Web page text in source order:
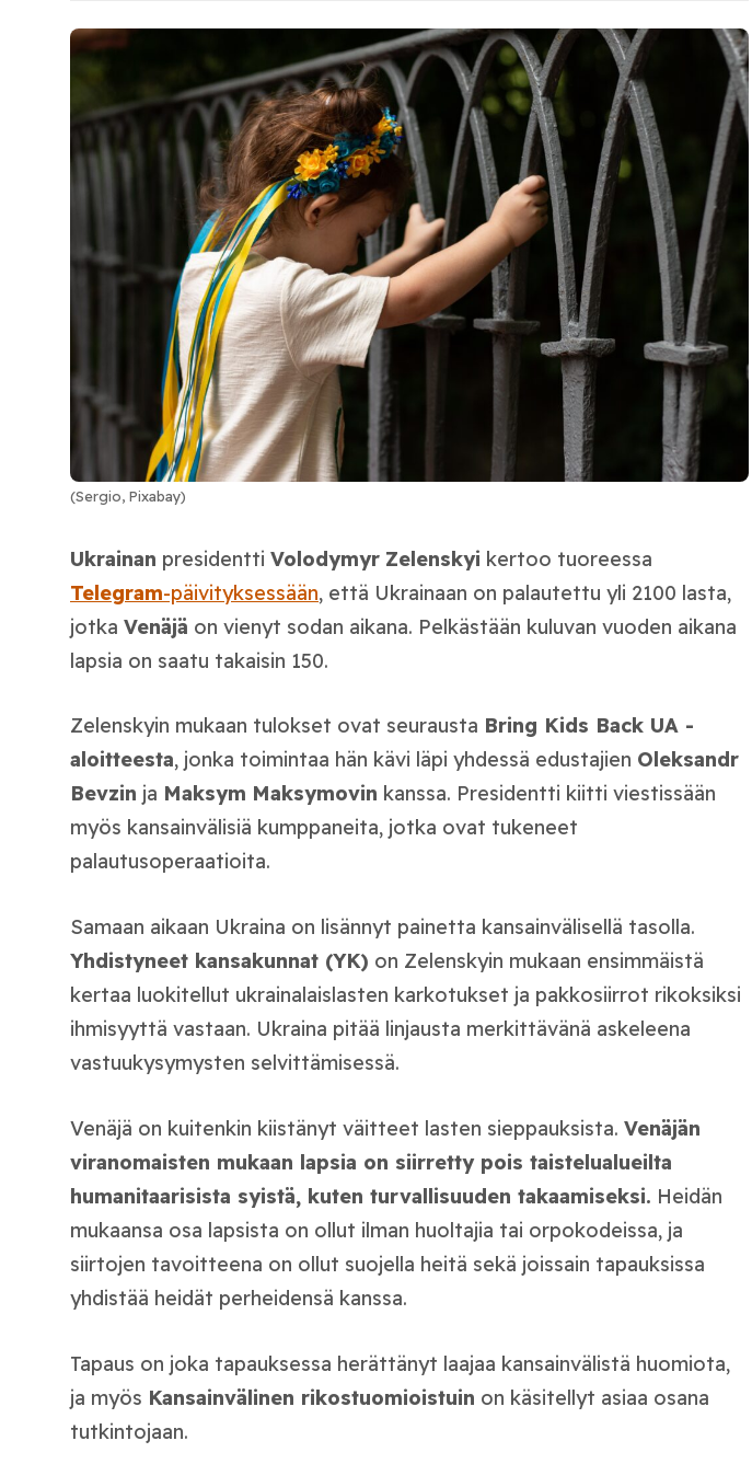
(Sergio, Pixabay)
Ukrainan presidentti Volodymyr Zelenskyi kertoo tuoreessa
Telegram-päivityksessään, että Ukrainaan on palautettu yli 2100 lasta,
jotka Venäjä on vienyt sodan aikana. Pelkästään kuluvan vuoden aikana
lapsia on saatu takaisin 150.
Zelenskyin mukaan tulokset ovat seurausta Bring Kids Back UA -
aloitteesta, jonka toimintaa hän kävi läpi yhdessä edustajien Oleksandr
Bevzin ja Maksym Maksymovin kanssa. Presidentti kiitti viestissään
myös kansainvälisiä kumppaneita, jotka ovat tukeneet
palautusoperaatioita.
Samaan aikaan Ukraina on lisännyt painetta kansainvälisellä tasolla.
Yhdistyneet kansakunnat (YK) on Zelenskyin mukaan ensimmäistä
kertaa luokitellut ukrainalaislasten karkotukset ja pakkosiirrot rikoksiksi
ihmisyyttä vastaan. Ukraina pitää linjausta merkittävänä askeleena
vastuukysymysten selvittämisessä.
Venäjä on kuitenkin kiistänyt väitteet lasten sieppauksista. Venäjän
viranomaisten mukaan lapsia on siirretty pois taistelualueilta
humanitaarisista syistä, kuten turvallisuuden takaamiseksi. Heidän
mukaansa osa lapsista on ollut ilman huoltajia tai orpokodeissa, ja
siirtojen tavoitteena on ollut suojella heitä sekä joissain tapauksissa
yhdistää heidät perheidensä kanssa.
Tapaus on joka tapauksessa herättänyt laajaa kansainvälistä huomiota,
ja myös Kansainvälinen rikostuomioistuin on käsitellyt asiaa osana
tutkintojaan.